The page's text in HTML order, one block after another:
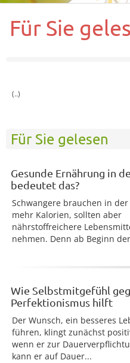
Für Sie
(..)
Für Sie gelesen
Gesunde Ernährung in
bedeutet das?
Schwangere brauchen in
mehr Kalorien, sollten aber
nährstoffreichere
nehmen. Denn ab Beginn
Wie Selbstmitgefühl
Perfektionismus hilft
Der Wunsch, ein besseres
führen, klingt zunächst
wenn er zur
kann er auf Dauer...